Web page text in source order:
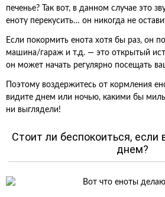
печенье? Так вот, в данном случае это
еноту перекусить… он никогда не
Если покормить енота хотя бы раз, он
машина/гараж и т.д. — это открытый
он может начать регулярно посещать
Поэтому воздержитесь от кормления
видите днем или ночью, какими бы
ни выглядели!
Стоит ли беспокоиться, если
днем?